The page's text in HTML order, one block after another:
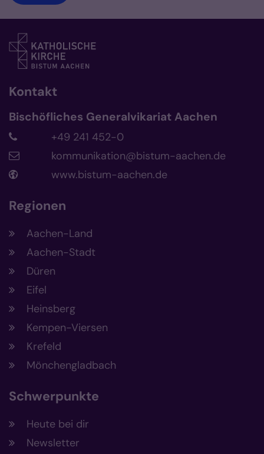
Kontakt
Bischöfliches Generalvikariat Aachen
+49 241 452-0
kommunikation@bistum-aachen.de
www.bistum-aachen.de
Regionen
Aachen-Land
Aachen-Stadt
Düren
Eifel
Heinsberg
Kempen-Viersen
Krefeld
Mönchengladbach
Schwerpunkte
Heute bei dir
Newsletter